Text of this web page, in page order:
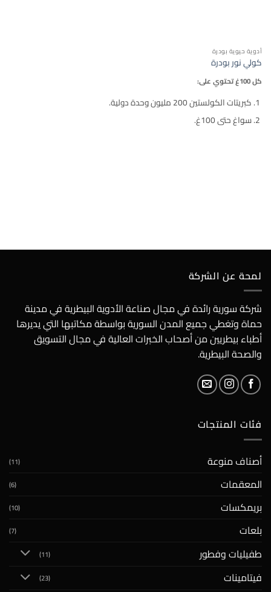
أدوية حيوية بودرة
كولي نور بودرة
كل 100غ تحتوي على:
كبريتات الكولستين 200 مليون وحدة دولية.
سواغ حتى 100غ.
لمحة عن الشركة
شركة سورية رائدة في مجال صناعة الأدوية البيطرية في مدينة
حماة وتغطي جميع المدن السورية بواسطة مكاتبها التي يديرها
أطباء بيطريين من أصحاب الخبرات العالية في مجال التسويق
والصحة البيطرية.
فئات المنتجات
أصناف منوعة (11)
المعقمات (6)
بريمكسات (10)
بلعات (7)
طفيليات وفطور (11)
فيتامينات (23)